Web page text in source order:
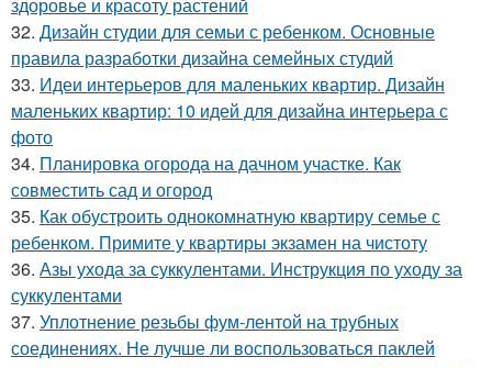
32. Дизайн студии для семьи с ребенком. Основные
правила разработки дизайна семейных студий
33. Идеи интерьеров для маленьких квартир. Дизайн
маленьких квартир: 10 идей для дизайна интерьера с
фото
34. Планировка огорода на дачном участке. Как
совместить сад и огород
35. Как обустроить однокомнатную квартиру семье с
ребенком. Примите у квартиры экзамен на чистоту
36. Азы ухода за суккулентами. Инструкция по уходу за
суккулентами
37. Уплотнение резьбы фум-лентой на трубных
соединениях. Не лучше ли воспользоваться паклей